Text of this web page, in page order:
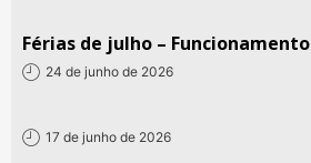
Férias de julho – Funcionamento
24 de junho de 2026
17 de junho de 2026